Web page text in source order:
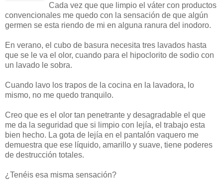
Cada vez que que limpio el váter con productos
convencionales me quedo con la sensación de que algún
germen se esta riendo de mi en alguna ranura del inodoro.
En verano, el cubo de basura necesita tres lavados hasta
que se le va el olor, cuando para el hipoclorito de sodio con
un lavado le sobra.
Cuando lavo los trapos de la cocina en la lavadora, lo
mismo, no me quedo tranquilo.
Creo que es el olor tan penetrante y desagradable el que
me da la seguridad que si limpio con lejía, el trabajo esta
bien hecho. La gota de lejía en el pantalón vaquero me
demuestra que ese líquido, amarillo y suave, tiene poderes
de destrucción totales.
¿Tenéis esa misma sensación?